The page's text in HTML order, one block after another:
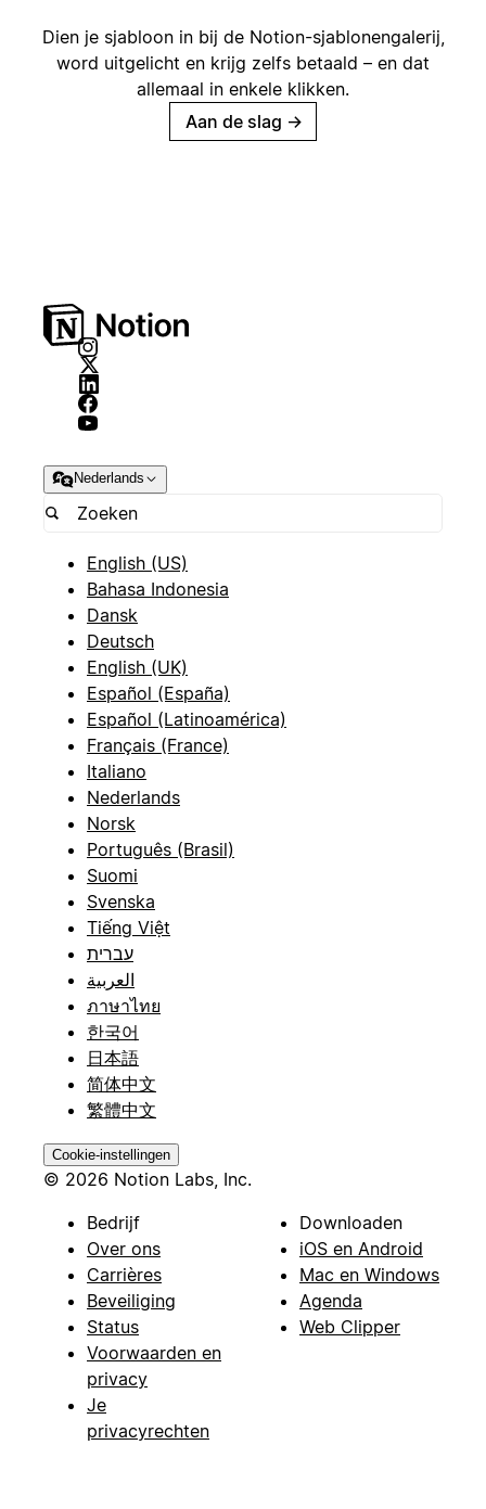
Dien je sjabloon in bij de Notion-sjablonengalerij,
word uitgelicht en krijg zelfs betaald – en dat
allemaal in enkele klikken.
Aan de slag →
Nederlands
English (US)
Bahasa Indonesia
Dansk
Deutsch
English (UK)
Español (España)
Español (Latinoamérica)
Français (France)
Italiano
Nederlands
Norsk
Português (Brasil)
Suomi
Svenska
Tiếng Việt
עברית
العربية
ภาษาไทย
한국어
日本語
简体中文
繁體中文
Cookie-instellingen
© 2026 Notion Labs, Inc.
Bedrijf
Over ons
Carrières
Beveiliging
Status
Voorwaarden en
privacy
Je
privacyrechten
Downloaden
iOS en Android
Mac en Windows
Agenda
Web Clipper